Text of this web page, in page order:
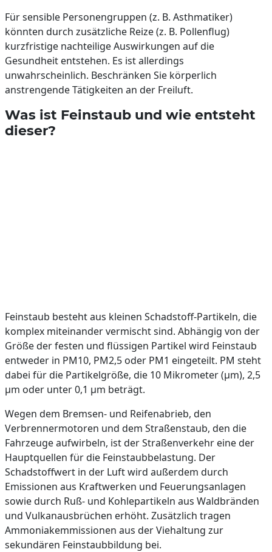
Für sensible Personengruppen (z. B. Asthmatiker)
könnten durch zusätzliche Reize (z. B. Pollenflug)
kurzfristige nachteilige Auswirkungen auf die
Gesundheit entstehen. Es ist allerdings
unwahrscheinlich. Beschränken Sie körperlich
anstrengende Tätigkeiten an der Freiluft.
Was ist Feinstaub und wie entsteht
dieser?
Feinstaub besteht aus kleinen Schadstoff-Partikeln, die
komplex miteinander vermischt sind. Abhängig von der
Größe der festen und flüssigen Partikel wird Feinstaub
entweder in PM10, PM2,5 oder PM1 eingeteilt. PM steht
dabei für die Partikelgröße, die 10 Mikrometer (µm), 2,5
µm oder unter 0,1 µm beträgt.
Wegen dem Bremsen- und Reifenabrieb, den
Verbrennermotoren und dem Straßenstaub, den die
Fahrzeuge aufwirbeln, ist der Straßenverkehr eine der
Hauptquellen für die Feinstaubbelastung. Der
Schadstoffwert in der Luft wird außerdem durch
Emissionen aus Kraftwerken und Feuerungsanlagen
sowie durch Ruß- und Kohlepartikeln aus Waldbränden
und Vulkanausbrüchen erhöht. Zusätzlich tragen
Ammoniakemmissionen aus der Viehaltung zur
sekundären Feinstaubbildung bei.